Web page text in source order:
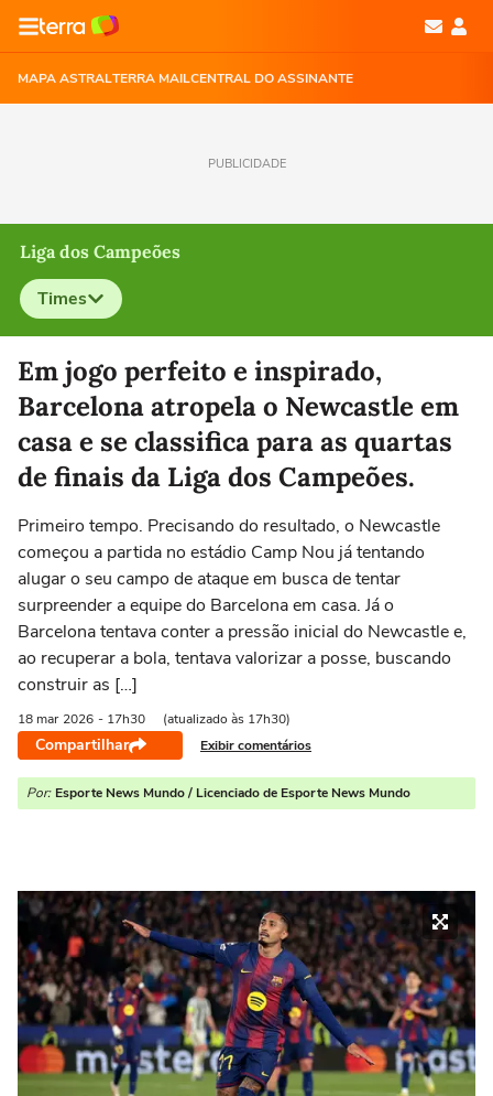
MAPA ASTRALTERRA MAILCENTRAL DO ASSINANTE
PUBLICIDADE
Liga dos Campeões
Times
Selecione o time para ver as notícias
Em jogo perfeito e inspirado,
Barcelona atropela o Newcastle em
casa e se classifica para as quartas
de finais da Liga dos Campeões.
Primeiro tempo. Precisando do resultado, o Newcastle
começou a partida no estádio Camp Nou já tentando
alugar o seu campo de ataque em busca de tentar
surpreender a equipe do Barcelona em casa. Já o
Barcelona tentava conter a pressão inicial do Newcastle e,
ao recuperar a bola, tentava valorizar a posse, buscando
construir as […]
18 mar 2026 - 17h30 (atualizado às 17h30)
Compartilhar Exibir comentários
Por: Esporte News Mundo / Licenciado de Esporte News Mundo